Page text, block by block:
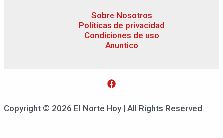
Sobre Nosotros
Políticas de privacidad
Condiciones de uso
Anuntico
Copyright © 2026 El Norte Hoy | All Rights Reserved